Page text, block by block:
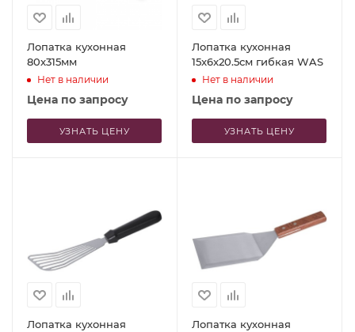
Лопатка кухонная
80x315мм
Нет в наличии
Цена по запросу
УЗНАТЬ ЦЕНУ
Лопатка кухонная
15x6x20.5см гибкая WAS
Нет в наличии
Цена по запросу
УЗНАТЬ ЦЕНУ
Лопатка кухонная Лопатка кухонная